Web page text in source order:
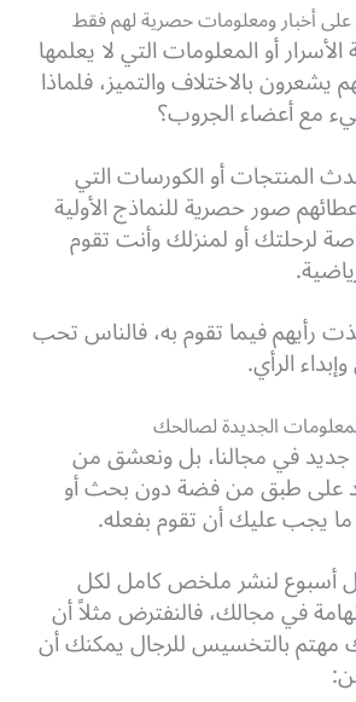
أو المعلومات التي لا يعلمها
يشعرون بالاختلاف والتميز، فلماذا
مع أعضاء الجروب؟
المنتجات أو الكورسات التي
صور حصرية للنماذج الأولية
لرحلتك أو لمنزلك وأنت تقوم
رأيهم فيما تقوم به، فالناس تحب
الرأي.
في مجالنا، بل ونعشق من
على طبق من فضة دون بحث أو
يجب عليك أن تقوم بفعله.
لنشر ملخص كامل لكل
في مجالك، فالنفترض مثلاً أن
بالتخسيس للرجال يمكنك أن